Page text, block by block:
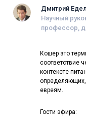
Дмитрий
Научный
профессор,
Кошер это
соответствие
контексте
определяющих,
евреям.
Гости эфира: